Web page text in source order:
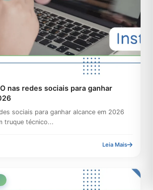
nas redes sociais para ganhar
sociais para ganhar alcance em 2026
truque técnico...
Leia Mais